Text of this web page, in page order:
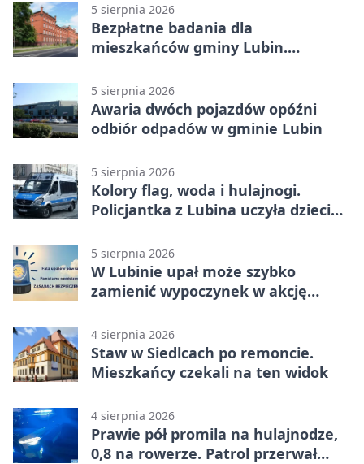
5 sierpnia 2026
Bezpłatne badania dla
mieszkańców gminy Lubin.
5 sierpnia 2026
Awaria dwóch pojazdów opóźni
odbiór odpadów w gminie Lubin
5 sierpnia 2026
Kolory flag, woda i hulajnogi.
Policjantka z Lubina uczyła dzieci
5 sierpnia 2026
W Lubinie upał może szybko
zamienić wypoczynek w akcję
4 sierpnia 2026
Staw w Siedlcach po remoncie.
Mieszkańcy czekali na ten widok
4 sierpnia 2026
Prawie pół promila na hulajnodze,
0,8 na rowerze. Patrol przerwał